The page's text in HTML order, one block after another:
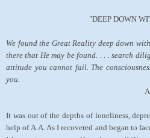
"DEEP DOWN
We found the Great Reality deep down
there that He may be found. . . . search
attitude you cannot fail. The
you.
It was out of the depths of loneliness,
help of A.A. As I recovered and began to